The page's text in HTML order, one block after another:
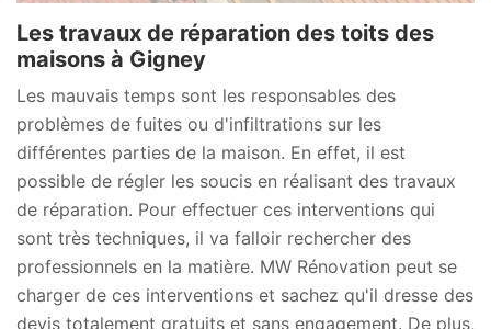
Les travaux de réparation des toits des
maisons à Gigney
Les mauvais temps sont les responsables des
problèmes de fuites ou d'infiltrations sur les
différentes parties de la maison. En effet, il est
possible de régler les soucis en réalisant des travaux
de réparation. Pour effectuer ces interventions qui
sont très techniques, il va falloir rechercher des
professionnels en la matière. MW Rénovation peut se
charger de ces interventions et sachez qu'il dresse des
devis totalement gratuits et sans engagement. De plus,